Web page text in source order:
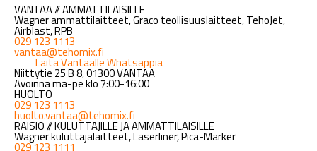
VANTAA // AMMATTILAISILLE
Wagner ammattilaitteet, Graco teollisuuslaitteet, TehoJet,
Airblast, RPB
029 123 1113
vantaa@tehomix.fi
Laita Vantaalle Whatsappia
Niittytie 25 B 8, 01300 VANTAA
Avoinna ma-pe klo 7:00-16:00
HUOLTO
029 123 1113
huolto.vantaa@tehomix.fi
RAISIO // KULUTTAJILLE JA AMMATTILAISILLE
Wagner kuluttajalaitteet, Laserliner, Pica-Marker
029 123 1111